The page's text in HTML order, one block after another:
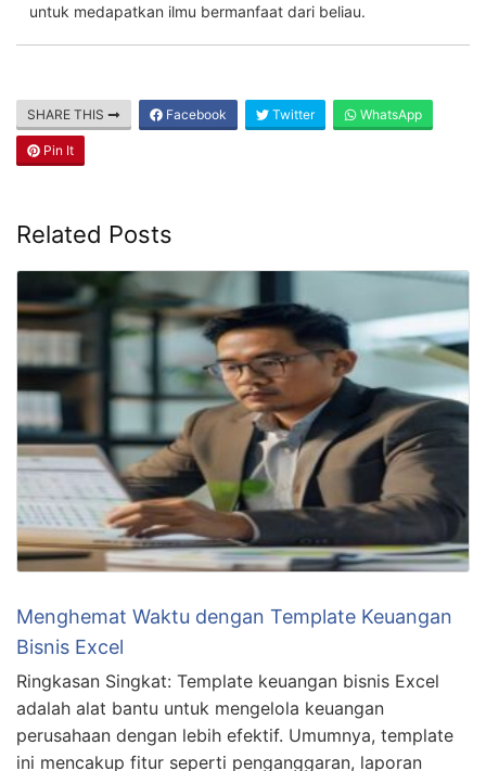
untuk medapatkan ilmu bermanfaat dari beliau.
SHARE THIS Facebook Twitter WhatsApp
Pin It
Related Posts
Menghemat Waktu dengan Template Keuangan
Bisnis Excel
Ringkasan Singkat: Template keuangan bisnis Excel
adalah alat bantu untuk mengelola keuangan
perusahaan dengan lebih efektif. Umumnya, template
ini mencakup fitur seperti penganggaran, laporan